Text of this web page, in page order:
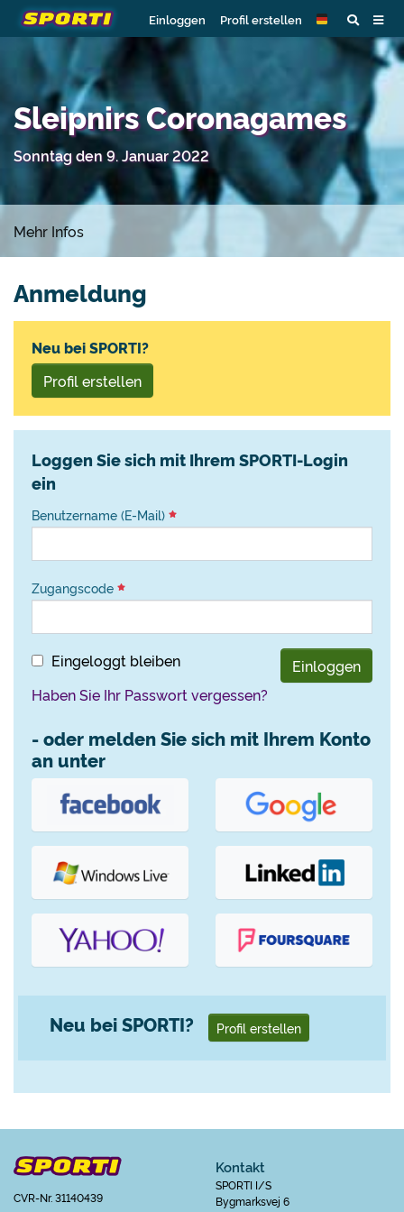
Einloggen Profil erstellen
Sleipnirs Coronagames
Sonntag den 9. Januar 2022
Mehr Infos
Anmeldung
Neu bei SPORTI?
Profil erstellen
Loggen Sie sich mit Ihrem SPORTI-Login
ein
Benutzername (E-Mail)
Zugangscode
Eingeloggt bleiben
Einloggen
Haben Sie Ihr Passwort vergessen?
- oder melden Sie sich mit Ihrem Konto
an unter
Neu bei SPORTI? Profil erstellen
CVR-Nr. 31140439
Kontakt
SPORTI I/S
Bygmarksvej 6